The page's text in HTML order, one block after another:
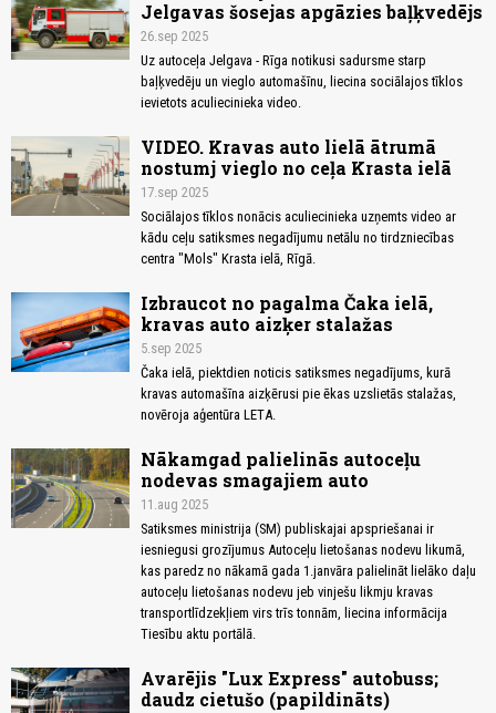
Jelgavas šosejas apgāzies baļķvedējs
26.sep 2025
Uz autoceļa Jelgava - Rīga notikusi sadursme starp
baļķvedēju un vieglo automašīnu, liecina sociālajos tīklos
ievietots aculiecinieka video.
VIDEO. Kravas auto lielā ātrumā
nostumj vieglo no ceļa Krasta ielā
17.sep 2025
Sociālajos tīklos nonācis aculiecinieka uzņemts video ar
kādu ceļu satiksmes negadījumu netālu no tirdzniecības
centra "Mols" Krasta ielā, Rīgā.
Izbraucot no pagalma Čaka ielā,
kravas auto aizķer stalažas
5.sep 2025
Čaka ielā, piektdien noticis satiksmes negadījums, kurā
kravas automašīna aizķērusi pie ēkas uzslietās stalažas,
novēroja aģentūra LETA.
Nākamgad palielinās autoceļu
nodevas smagajiem auto
11.aug 2025
Satiksmes ministrija (SM) publiskajai apspriešanai ir
iesniegusi grozījumus Autoceļu lietošanas nodevu likumā,
kas paredz no nākamā gada 1.janvāra palielināt lielāko daļu
autoceļu lietošanas nodevu jeb vinješu likmju kravas
transportlīdzekļiem virs trīs tonnām, liecina informācija
Tiesību aktu portālā.
Avarējis "Lux Express" autobuss;
daudz cietušo (papildināts)